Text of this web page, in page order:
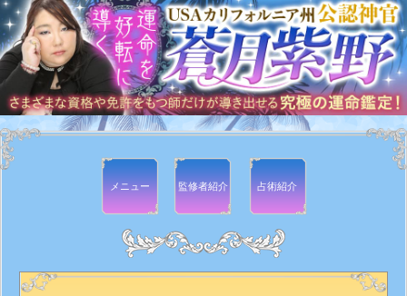
メニュー 監修者紹介 占術紹介